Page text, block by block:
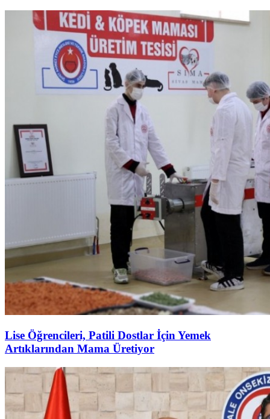
Lise Öğrencileri, Patili Dostlar İçin Yemek
Artıklarından Mama Üretiyor